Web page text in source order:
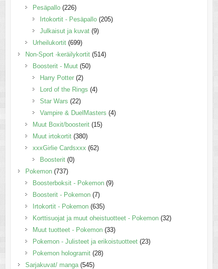
Pesäpallo (226)
Irtokortit - Pesäpallo (205)
Julkaisut ja kuvat (9)
Urheilukortit (699)
Non-Sport -keräilykortit (514)
Boosterit - Muut (50)
Harry Potter (2)
Lord of the Rings (4)
Star Wars (22)
Vampire & DuelMasters (4)
Muut Boxit/boosterit (15)
Muut irtokortit (380)
xxxGirlie Cardsxxx (62)
Boosterit (0)
Pokemon (737)
Boosterboksit - Pokemon (9)
Boosterit - Pokemon (7)
Irtokortit - Pokemon (635)
Korttisuojat ja muut oheistuotteet - Pokemon (32)
Muut tuotteet - Pokemon (33)
Pokemon - Julisteet ja erikoistuotteet (23)
Pokemon hologramit (28)
Sarjakuvat/ manga (545)